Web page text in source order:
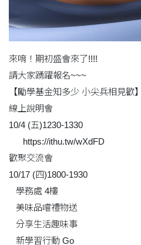
來唷！期初盛會來了!!!!
請大家踴躍報名~~~
【勵學基金知多少 小尖兵相見歡】
線上說明會
10/4 (五)1230-1330
https://ithu.tw/wXdFD
歡聚交流會
10/17 (四)1800-1930
學務處 4樓
美味品嚐禮物送
分享生活趣味事
新學習行動 Go